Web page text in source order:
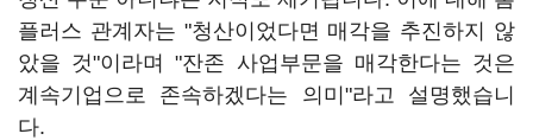
플러스 관계자는 "청산이었다면 매각을 추진하지 않
았을 것"이라며 "잔존 사업부문을 매각한다는 것은
계속기업으로 존속하겠다는 의미"라고 설명했습니
다.